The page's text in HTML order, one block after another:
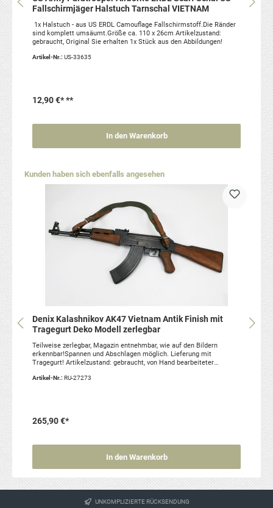
Fallschirmjäger Halstuch Tarnschal VIETNAM
1x Halstuch - aus US ERDL Camouflage Fallschirmstoff.Die Ränder
sind komplett umsäumt.Größe ca. 110 x 26cm Artikelzustand:
gebraucht, Original Sie erhalten 1x Stück aus den Abbildungen!
Artikel-Nr.: US-33635
12,90 €***
In den Warenkorb
Produktgalerie überspringen
Kunden haben sich ebenfalls angesehen
Denix Kalashnikov AK47 Vietnam Antik Finish mit
Tragegurt Deko Modell zerlegbar
Teilweise zerlegbar, Magazin entnehmbar, wie auf den Bildern
erkennbar!Spannen und Abschlagen möglich. Lieferung mit
Tragegurt! Artikelzustand: gebraucht, von Hand bearbeiteter
Artikel-Nr.: RU-27273
265,90 €*
In den Warenkorb
UNKOMPLIZIERTE RÜCKSENDUNG